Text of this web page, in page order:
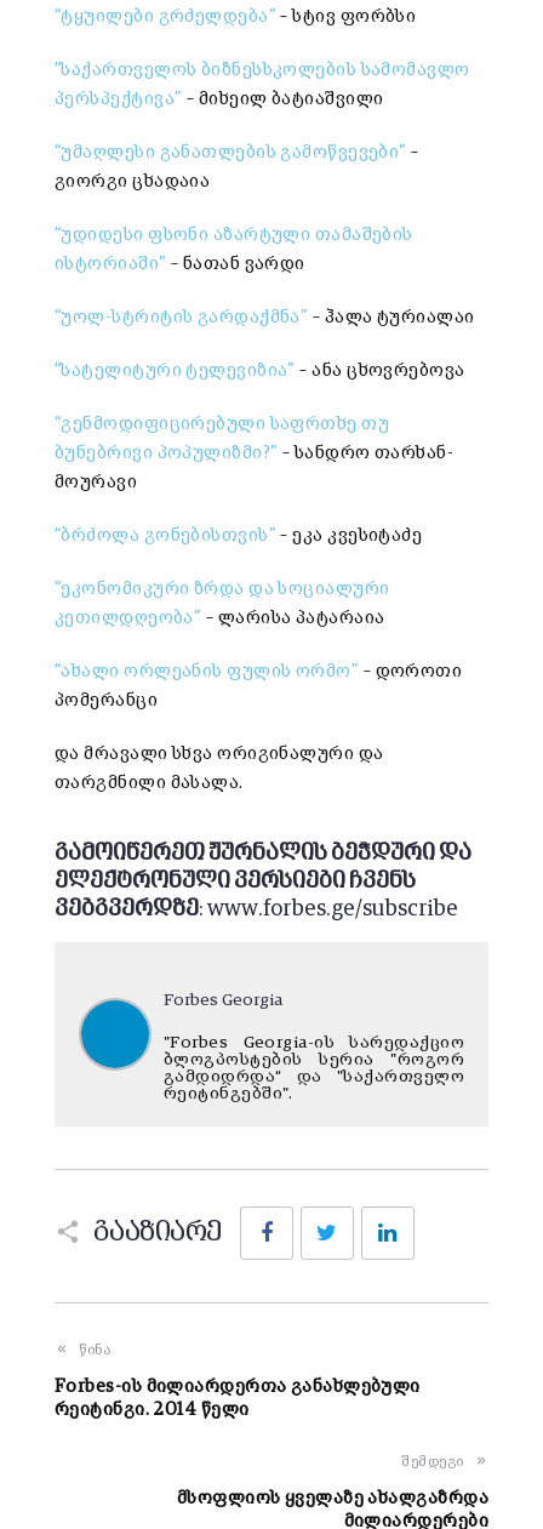
“ტყუილები გრძელდება” – სტივ ფორბსი
“საქართველოს ბიზნესსკოლების სამომავლო
პერსპექტივა” – მიხეილ ბატიაშვილი
“უმაღლესი განათლების გამოწვევები” –
გიორგი ცხადაია
“უდიდესი ფსონი აზარტული თამაშების
ისტორიაში” – ნათან ვარდი
“უოლ-სტრიტის გარდაქმნა” – ჰალა ტურიალაი
“სატელიტური ტელევიზია” – ანა ცხოვრებოვა
“გენმოდიფიცირებული საფრთხე თუ
ბუნებრივი პოპულიზმი?” – სანდრო თარხან-
მოურავი
“ბრძოლა გონებისთვის” – ეკა კვესიტაძე
“ეკონომიკური ზრდა და სოციალური
კეთილდღეობა” – ლარისა პატარაია
“ახალი ორლეანის ფულის ორმო” – დოროთი
პომერანცი
და მრავალი სხვა ორიგინალური და
თარგმნილი მასალა.
გამოიწერეთ ჟურნალის ბეჭდური და
ელექტრონული ვერსიები ჩვენს
ვებგვერდზე: www.forbes.ge/subscribe
Forbes Georgia
"Forbes Georgia-ის სარედაქციო
ბლოგპოსტების სერია "როგორ
გამდიდრდა“ და "საქართველო
რეიტინგებში".
გააზიარე
FacebookTwitter
წინა
Forbes-ის მილიარდერთა განახლებული
რეიტინგი. 2014 წელი
შემდეგი
მსოფლიოს ყველაზე ახალგაზრდა
მილიარდერები